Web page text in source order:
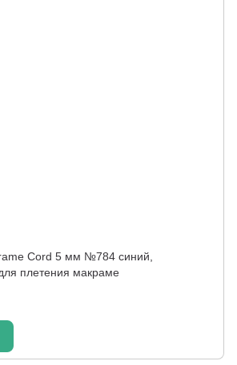
Cord 5 мм №784 синий,
плетения макраме